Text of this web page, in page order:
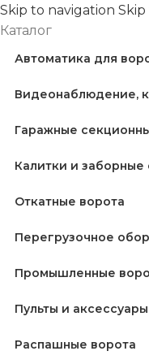
Skip to navigation
Каталог
Автоматика для
Видеонаблюдение,
Гаражные
Калитки и заборные
Откатные ворота
Перегрузочное
Промышленные
Пульты и аксессуары
Распашные ворота